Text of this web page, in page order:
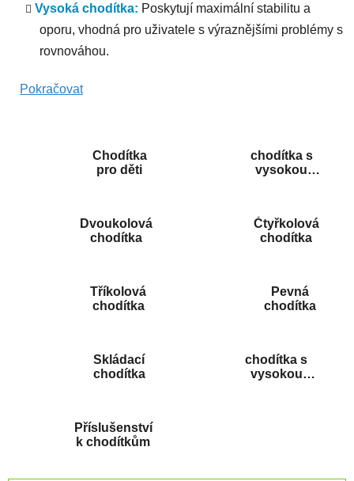
Vysoká chodítka: Poskytují maximální stabilitu a
oporu, vhodná pro uživatele s výraznějšími problémy s
rovnováhou.
Pokračovat
Chodítka
pro děti
chodítka s
vysokou
Dvoukolová
chodítka
Čtyřkolová
chodítka
Tříkolová
chodítka
Pevná
chodítka
Skládací
chodítka
chodítka s
vysokou
Příslušenství
k chodítkům